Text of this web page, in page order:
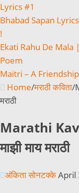
Lyrics #1
Bhabad Sapan
!
Ekati Rahu De Mala
Poem
Maitri – A
Home/मराठी कविता/
मराठी
Marathi
माझी माय मराठी
अंकिता सोनटक्केApril